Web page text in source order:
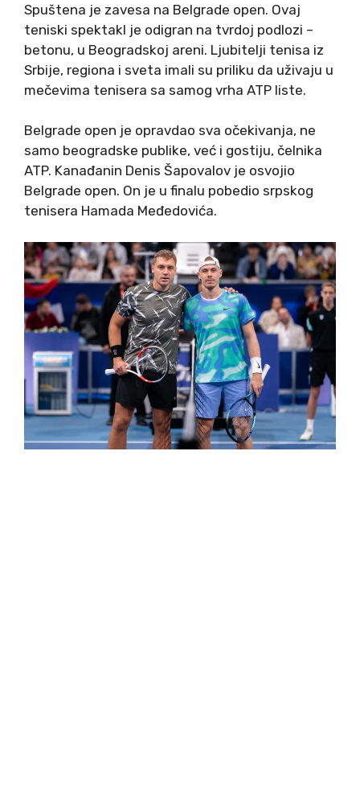
Spuštena je zavesa na Belgrade open. Ovaj
teniski spektakl je odigran na tvrdoj podlozi –
betonu, u Beogradskoj areni. Ljubitelji tenisa iz
Srbije, regiona i sveta imali su priliku da uživaju u
mečevima tenisera sa samog vrha ATP liste.
Belgrade open je opravdao sva očekivanja, ne
samo beogradske publike, već i gostiju, čelnika
ATP. Kanađanin Denis Šapovalov je osvojio
Belgrade open. On je u finalu pobedio srpskog
tenisera Hamada Međedovića.